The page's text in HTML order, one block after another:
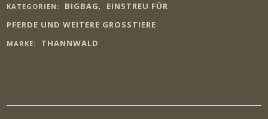
KATEGORIEN: BIGBAG,
EINSTREU FÜR
PFERDE UND WEITERE GROSSTIERE
MARKE: THANNWALD